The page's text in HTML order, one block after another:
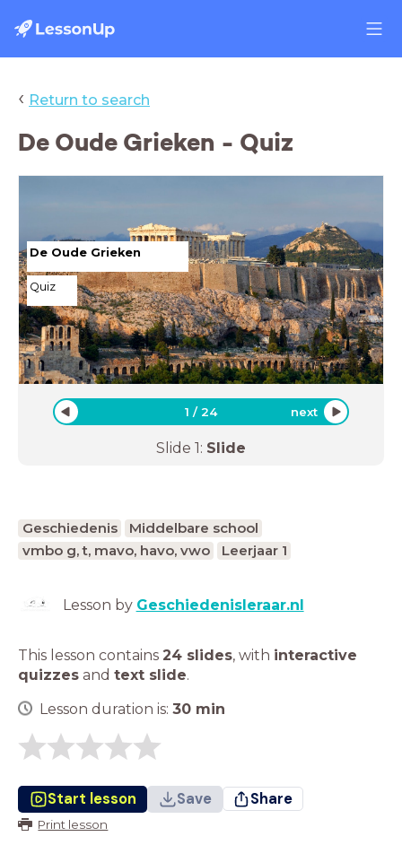
‹ Return to search
De Oude Grieken - Quiz
De Oude Grieken
Quiz
1 /24 next
Slide 1: Slide
Geschiedenis
Middelbare school
vmbo g, t, mavo, havo, vwo
Leerjaar 1
Lesson by Geschiedenisleraar.nl
This lesson contains 24 slides, with interactive
quizzes and text slide.
Lesson duration is: 30 min
Start lesson Save Share
Print lesson